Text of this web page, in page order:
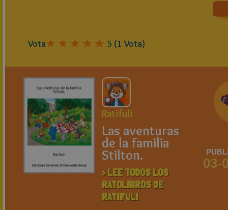
Vota 5 (1 Vota)
Ratifuli
Las aventuras
de la familia
Stilton.
> LEE TODOS LOS
RATOLIBROS DE
RATIFULI
03-